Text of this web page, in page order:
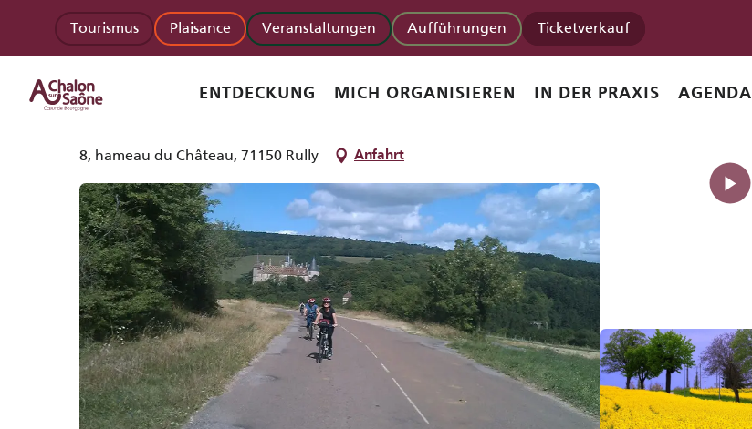
contenu
principal
Tourismus Plaisance Veranstaltungen Aufführungen Ticketverkauf
ENTDECKUNG MICH ORGANISIEREN IN DER PRAXIS AGENDA
Startseite Bike and Wine Tours
Bike and Wine Tours
8, hameau du Château, 71150 Rully Anfahrt